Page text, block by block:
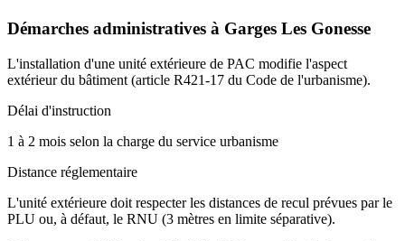
Démarches administratives à Garges Les Gonesse
L'installation d'une unité extérieure de PAC modifie l'aspect
extérieur du bâtiment (article R421-17 du Code de l'urbanisme).
Délai d'instruction
1 à 2 mois selon la charge du service urbanisme
Distance réglementaire
L'unité extérieure doit respecter les distances de recul prévues par le
PLU ou, à défaut, le RNU (3 mètres en limite séparative).